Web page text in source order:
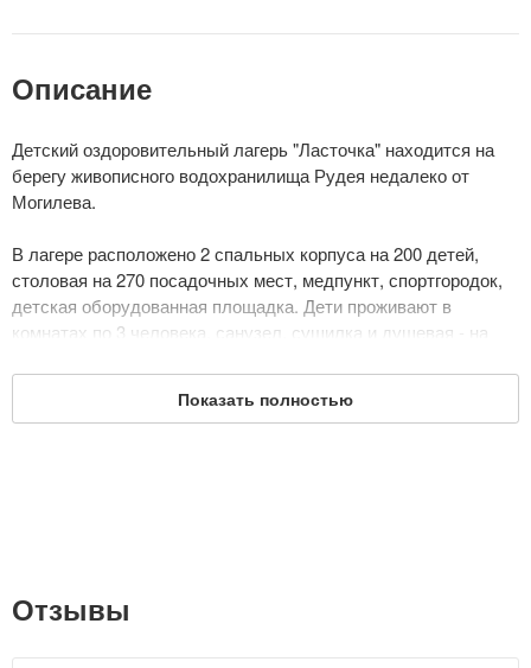
Описание
Детский оздоровительный лагерь "Ласточка" находится на
берегу живописного водохранилища Рудея недалеко от
Могилева.
В лагере расположено 2 спальных корпуса на 200 детей,
столовая на 270 посадочных мест, медпункт, спортгородок,
детская оборудованная площадка. Дети проживают в
комнатах по 3 человека, санузел, сушилка и душевая - на
В лагере организовано 6-разовое питание.
Показать полностью
Отзывы